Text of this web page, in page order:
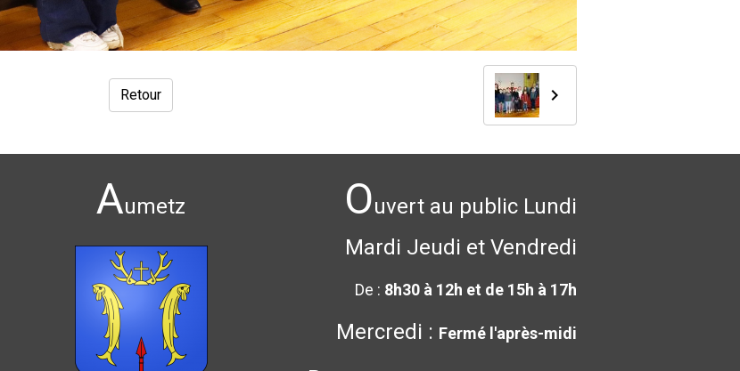
Retour
Aumetz Ouvert au public Lundi
Mardi Jeudi et Vendredi
De : 8h30 à 12h et de 15h à 17h
Mercredi : Fermé l'après-midi